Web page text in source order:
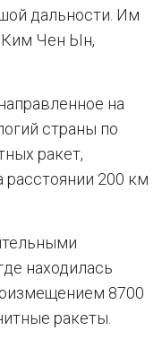
дальности. Им
Ким Чен Ын,
на
страны по
ракет,
расстоянии 200 км
находилась
8700
ракеты.